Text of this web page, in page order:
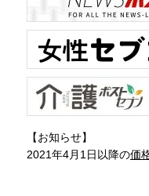
【お知らせ】
2021年4月1日以降の価